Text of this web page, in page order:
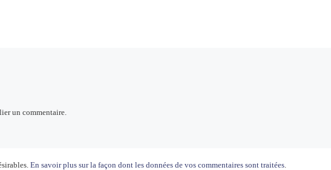
un commentaire.
En savoir plus sur la façon dont les données de vos commentaires sont traitées